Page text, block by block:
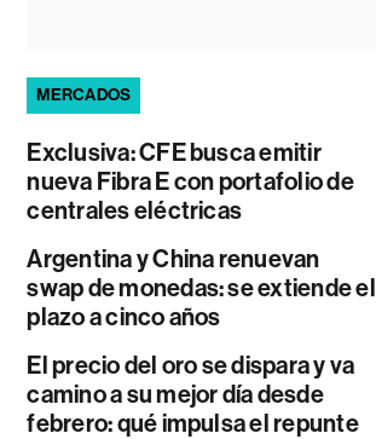
MERCADOS
Exclusiva: CFE busca emitir
nueva Fibra E con portafolio de
centrales eléctricas
Argentina y China renuevan
swap de monedas: se extiende el
plazo a cinco años
El precio del oro se dispara y va
camino a su mejor día desde
febrero: qué impulsa el repunte